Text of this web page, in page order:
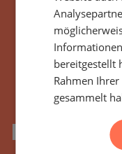
bereitgestellt
Rahmen
gesammelt